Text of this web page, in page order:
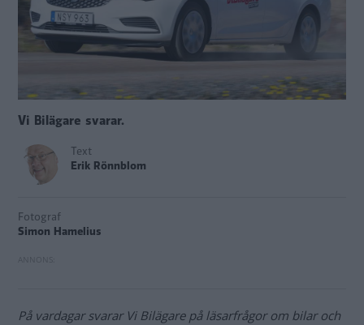
Vi Bilägare svarar.
Text
Erik Rönnblom
Fotograf
Simon Hamelius
På vardagar svarar Vi Bilägare på läsarfrågor om bilar och